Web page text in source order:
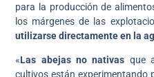
para la producción de
los márgenes de las
utilizarse directamente en la
«Las abejas no nativas que
cultivos están experimentando